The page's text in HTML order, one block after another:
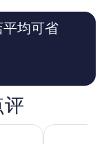
查
看
有
房
更
均可省
柏本克酒店